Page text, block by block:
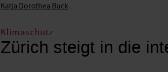
Katja Dorothea Buck
Klimaschutz
Zürich steigt in die